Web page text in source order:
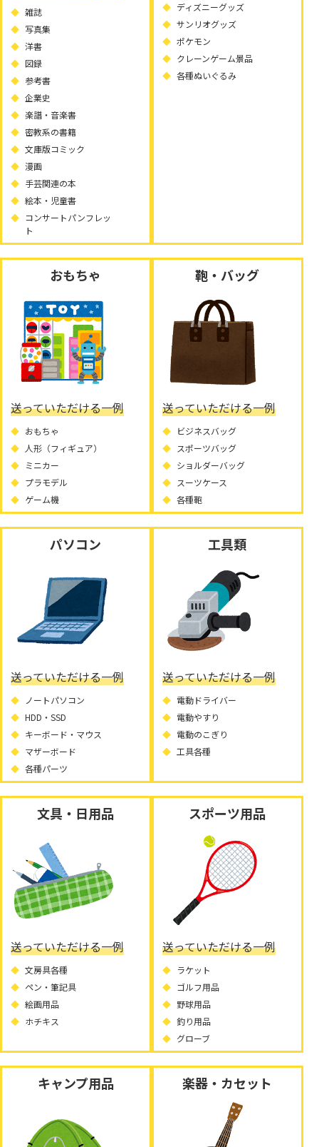
雑誌
写真集
洋書
図録
参考書
企業史
楽譜・音楽書
密教系の書籍
文庫版コミック
漫画
手芸関連の本
絵本・児童書
コンサートパンフレッ
ト
ディズニーグッズ
サンリオグッズ
ポケモン
クレーンゲーム景品
各種ぬいぐるみ
おもちゃ
送っていただける一例
おもちゃ
人形（フィギュア）
ミニカー
プラモデル
ゲーム機
鞄・バッグ
送っていただける一例
ビジネスバッグ
スポーツバッグ
ショルダーバッグ
スーツケース
各種鞄
パソコン
送っていただける一例
ノートパソコン
HDD・SSD
キーボード・マウス
マザーボード
各種パーツ
工具類
送っていただける一例
電動ドライバー
電動やすり
電動のこぎり
工具各種
文具・日用品
送っていただける一例
文房具各種
ペン・筆記具
絵画用品
ホチキス
スポーツ用品
送っていただける一例
ラケット
ゴルフ用品
野球用品
釣り用品
グローブ
キャンプ用品 楽器・カセット